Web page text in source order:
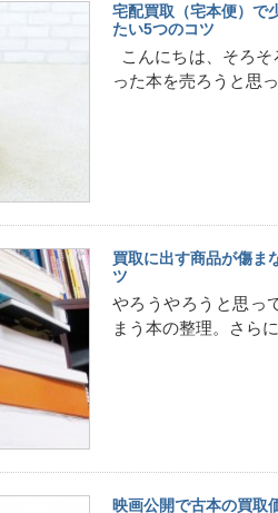
宅配買取（宅本便）で
たい5つのコツ
こんにちは、そろそ
った本を売ろうと思
買取に出す商品が傷ま
ツ
やろうやろうと思っ
まう本の整理。さら
映画公開で古本の買取